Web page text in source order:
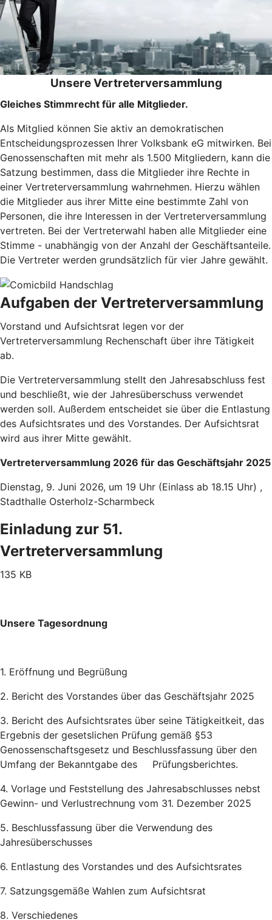
Unsere Vertreterversammlung
Gleiches Stimmrecht für alle Mitglieder.
Als Mitglied können Sie aktiv an demokratischen
Entscheidungsprozessen Ihrer Volksbank eG mitwirken. Bei
Genossenschaften mit mehr als 1.500 Mitgliedern, kann die
Satzung bestimmen, dass die Mitglieder ihre Rechte in
einer Vertreterversammlung wahrnehmen. Hierzu wählen
die Mitglieder aus ihrer Mitte eine bestimmte Zahl von
Personen, die ihre Interessen in der Vertreterversammlung
vertreten. Bei der Vertreterwahl haben alle Mitglieder eine
Stimme - unabhängig von der Anzahl der Geschäftsanteile.
Die Vertreter werden grundsätzlich für vier Jahre gewählt.
Aufgaben der Vertreterversammlung
Vorstand und Aufsichtsrat legen vor der
Vertreterversammlung Rechenschaft über ihre Tätigkeit
ab.
Die Vertreterversammlung stellt den Jahresabschluss fest
und beschließt, wie der Jahresüberschuss verwendet
werden soll. Außerdem entscheidet sie über die Entlastung
des Aufsichtsrates und des Vorstandes. Der Aufsichtsrat
wird aus ihrer Mitte gewählt.
Vertreterversammlung 2026 für das Geschäftsjahr 2025
Dienstag, 9. Juni 2026, um 19 Uhr (Einlass ab 18.15 Uhr) ,
Stadthalle Osterholz-Scharmbeck
Einladung zur 51.
Vertreterversammlung
135 KB
Unsere Tagesordnung
1. Eröffnung und Begrüßung
2. Bericht des Vorstandes über das Geschäftsjahr 2025
3. Bericht des Aufsichtsrates über seine Tätigkeitkeit, das
Ergebnis der gesetslichen Prüfung gemäß §53
Genossenschaftsgesetz und Beschlussfassung über den
Umfang der Bekanntgabe des Prüfungsberichtes.
4. Vorlage und Feststellung des Jahresabschlusses nebst
Gewinn- und Verlustrechnung vom 31. Dezember 2025
5. Beschlussfassung über die Verwendung des
Jahresüberschusses
6. Entlastung des Vorstandes und des Aufsichtsrates
7. Satzungsgemäße Wahlen zum Aufsichtsrat
8. Verschiedenes